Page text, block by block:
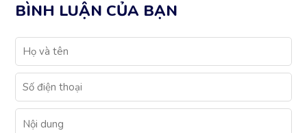
BÌNH LUẬN CỦA BẠN